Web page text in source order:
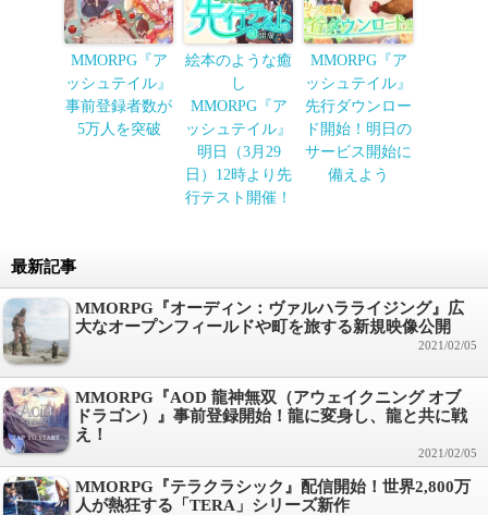
MMORPG『ア
ッシュテイル』
事前登録者数が
5万人を突破
絵本のような癒
し
MMORPG『ア
ッシュテイル』
明日（3月29
日）12時より先
行テスト開催！
MMORPG『ア
ッシュテイル』
先行ダウンロー
ド開始！明日の
サービス開始に
備えよう
最新記事
MMORPG『オーディン：ヴァルハラライジング』広
大なオープンフィールドや町を旅する新規映像公開
2021/02/05
MMORPG『AOD 龍神無双（アウェイクニング オブ
ドラゴン）』事前登録開始！龍に変身し、龍と共に戦
え！
2021/02/05
MMORPG『テラクラシック』配信開始！世界2,800万
人が熱狂する「TERA」シリーズ新作